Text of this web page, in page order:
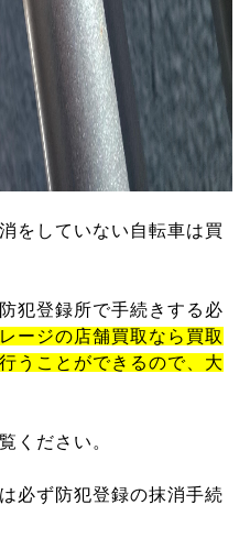
をしていない自転車は買
犯登録所で手続きする必
ージの店舗買取なら買取
うことができるので、大
ください。
必ず防犯登録の抹消手続